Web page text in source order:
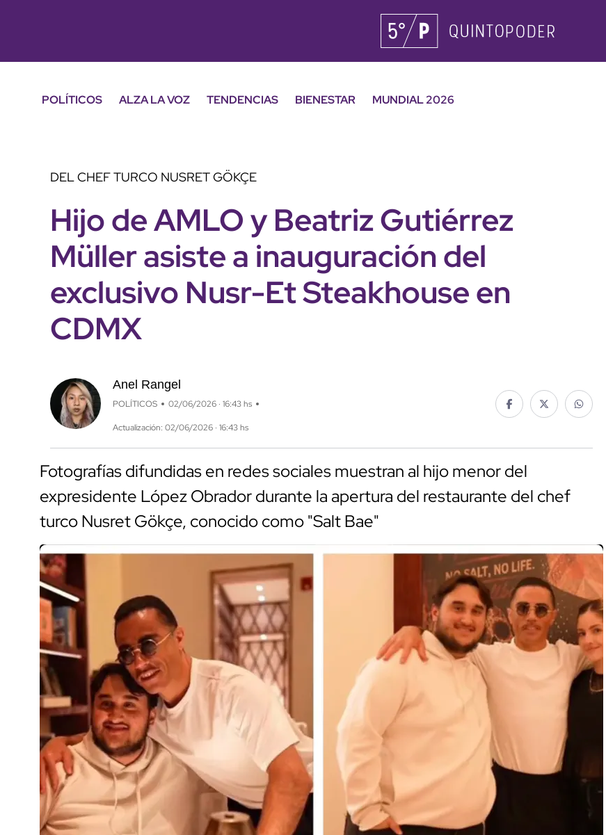
POLÍTICOS ALZA LA VOZ TENDENCIAS BIENESTAR
MUNDIAL 2026
DEL CHEF TURCO NUSRET GÖKÇE
Hijo de AMLO y Beatriz Gutiérrez
Müller asiste a inauguración del
exclusivo Nusr-Et Steakhouse en
CDMX
Anel Rangel
POLÍTICOS 02/06/2026 · 16:43 hs
Actualización: 02/06/2026 · 16:43 hs
Fotografías difundidas en redes sociales muestran al hijo menor del
expresidente López Obrador durante la apertura del restaurante del chef
turco Nusret Gökçe, conocido como "Salt Bae"